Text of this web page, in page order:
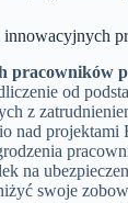
innowacyjnych
pracowników
od
z
nad
na
swoje